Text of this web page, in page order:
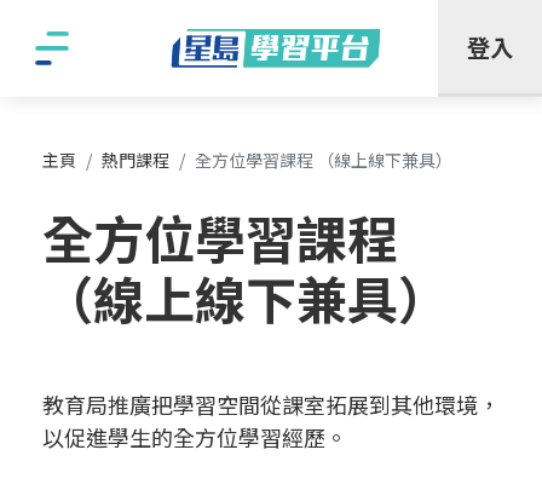
登入
主頁 熱門課程 全方位學習課程 （線上線下兼具）
全方位學習課程
（線上線下兼具）
教育局推廣把學習空間從課室拓展到其他環境，
以促進學生的全方位學習經歷。